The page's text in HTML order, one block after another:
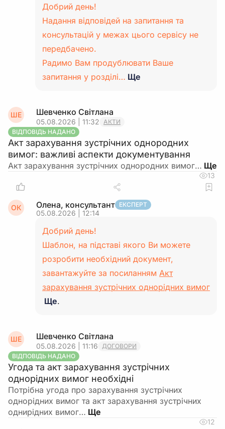
Добрий день!
Надання відповідей на запитання та
консультацій у межах цього сервісу не
передбачено.
Радимо Вам продублювати Ваше
запитання у розділі… Ще
ШЕ Шевченко Світлана
05.08.2026 | 11:32 АКТИ
ВІДПОВІДЬ НАДАНО
Акт зарахування зустрічних однородних
вимог: важливі аспекти документування
Акт зарахування зустрічних однородних вимог…
13
ОК Олена, консультант ЕКСПЕРТ
05.08.2026 | 12:14
Добрий день!
Шаблон, на підставі якого Ви можете
розробити необхідний документ,
завантажуйте за посиланням Акт
зарахування зустрічних однорідних вимог
Ще.
ШЕ Шевченко Світлана
05.08.2026 | 11:16 ДОГОВОРИ
ВІДПОВІДЬ НАДАНО
Угода та акт зарахування зустрічних
однорідних вимог необхідні
Потрібна угода про зарахування зустрічних
однорідних вимог та акт зарахування зустрічних
однирідних вимог…
12